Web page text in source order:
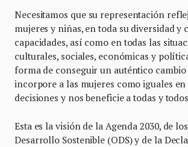
Necesitamos que su representación
mujeres y niñas, en toda su diversidad y
capacidades, así como en todas las
culturales, sociales, económicas y
forma de conseguir un auténtico cambio
incorpore a las mujeres como iguales en
decisiones y nos beneficie a todas y
Esta es la visión de la Agenda 2030, de
Desarrollo Sostenible (ODS) y de la